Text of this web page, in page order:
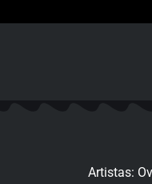
Artistas: